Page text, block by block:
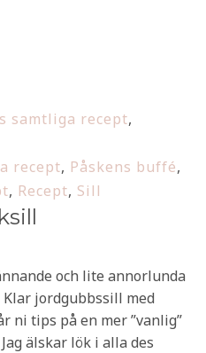
samtliga recept,
recept, Påskens buffé,
, Recept, Sill
och lite annorlunda
jordgubbssill med
ni tips på en mer ”vanlig”
älskar lök i alla des